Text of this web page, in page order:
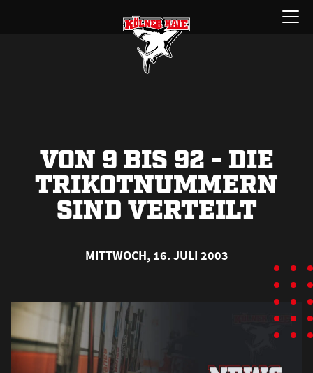
Menü
öffnen
VON 9 BIS 92 - DIE
TRIKOTNUMMERN
SIND VERTEILT
MITTWOCH, 16. JULI 2003